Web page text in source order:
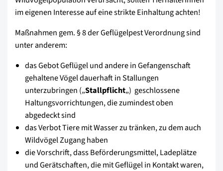
im eigenen Interesse auf eine strikte Einhaltung achten!
Maßnahmen gem. § 8 der Geflügelpest Verordnung sind
unter anderem:
das Gebot Geflügel und andere in Gefangenschaft
gehaltene Vögel dauerhaft in Stallungen
unterzubringen („Stallpflicht„)  geschlossene
Haltungsvorrichtungen, die zumindest oben
abgedeckt sind
das Verbot Tiere mit Wasser zu tränken, zu dem auch
Wildvögel Zugang haben
die Vorschrift, dass Beförderungsmittel, Ladeplätze
und Gerätschaften, die mit Geflügel in Kontakt waren,